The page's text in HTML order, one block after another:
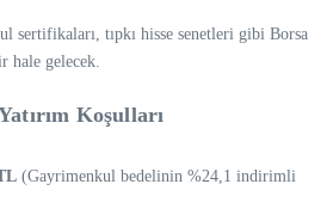
sertifikaları, tıpkı hisse senetleri gibi Borsa
hale gelecek.
Koşulları
(Gayrimenkul bedelinin %24,1 indirimli